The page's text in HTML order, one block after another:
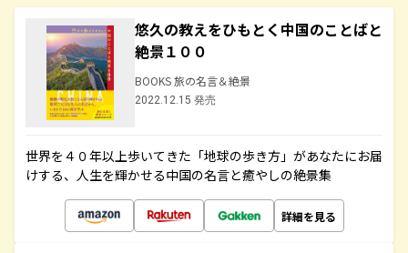
悠久の教えをひもとく中国のことばと
絶景１００
BOOKS 旅の名言＆絶景
2022.12.15 発売
世界を４０年以上歩いてきた「地球の歩き方」があなたにお届
けする、人生を輝かせる中国の名言と癒やしの絶景集
詳細を見る